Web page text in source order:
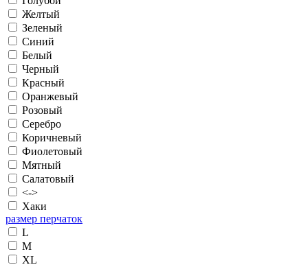
Желтый
Зеленый
Синий
Белый
Черный
Красный
Оранжевый
Розовый
Серебро
Коричневый
Фиолетовый
Мятный
Салатовый
<->
Хаки
размер перчаток
L
M
XL